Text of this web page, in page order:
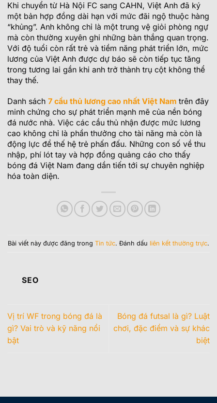
Khi chuyển từ Hà Nội FC sang CAHN, Việt Anh đã ký
một bản hợp đồng dài hạn với mức đãi ngộ thuộc hàng
“khủng”. Anh không chỉ là một trung vệ giỏi phòng ngự
mà còn thường xuyên ghi những bàn thắng quan trọng.
Với độ tuổi còn rất trẻ và tiềm năng phát triển lớn, mức
lương của Việt Anh được dự báo sẽ còn tiếp tục tăng
trong tương lai gần khi anh trở thành trụ cột không thể
thay thế.
Danh sách 7 cầu thủ lương cao nhất Việt Nam trên đây
minh chứng cho sự phát triển mạnh mẽ của nền bóng
đá nước nhà. Việc các cầu thủ nhận được mức lương
cao không chỉ là phần thưởng cho tài năng mà còn là
động lực để thế hệ trẻ phấn đấu. Những con số về thu
nhập, phí lót tay và hợp đồng quảng cáo cho thấy
bóng đá Việt Nam đang dần tiến tới sự chuyên nghiệp
hóa toàn diện.
Bài viết này được đăng trong Tin tức. Đánh dấu liên kết thường trực.
SEO
Vị trí WF trong bóng đá là
gì? Vai trò và kỹ năng nổi
bật
Bóng đá futsal là gì? Luật
chơi, đặc điểm và sự khác
biệt